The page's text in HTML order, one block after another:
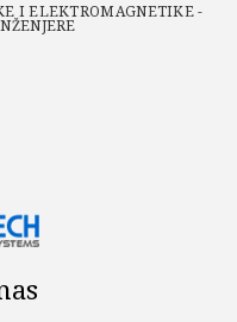
I ELEKTROMAGNETIKE -